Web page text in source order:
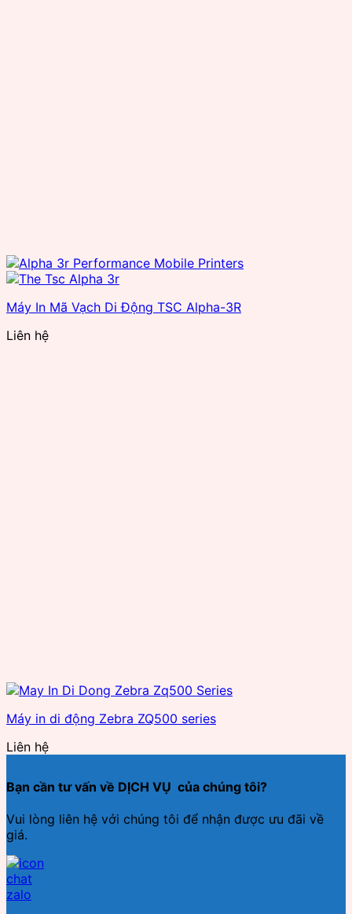
Máy In Mã Vạch Di Động TSC Alpha-3R
Liên hệ
Máy in di động Zebra ZQ500 series
Liên hệ
Bạn cần tư vấn về DỊCH VỤ của chúng tôi?
Vui lòng liên hệ với chúng tôi để nhận được ưu đãi về
giá.